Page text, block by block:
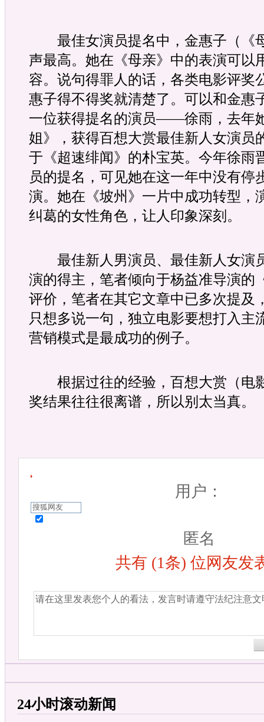
最佳女演员提名中，金惠子（《
声最高。她在《母亲》中的表演可以
容。说句得罪人的话，各类电影评奖
惠子得不得奖就清楚了。可以和金惠
一位获得提名的演员——徐雨，去年
姐》，获得百想大赏最佳新人女演员
于《超速绯闻》的朴宝英。今年徐雨
员的提名，可见她在这一年中没有停
演。她在《坡州》一片中成功转型，
纠葛的女性角色，让人印象深刻。
最佳新人男演员、最佳新人女演
演的得主，笔者倾向于杨益准导演的
评价，笔者在其它文章中已多次提及
只想多说一句，独立电影要想打入主
营销模式是最成功的例子。
根据过往的经验，百想大赏（电
奖结果往往很离谱，所以别太当真。
用户：
匿名
共有 (1条) 位网友发
24小时滚动新闻